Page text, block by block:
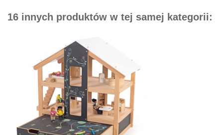
znajduję się mała komora, w której można przechowywać
naturalnego drewna, na których można zawiesić naszyjniki i
bransoletki.
Wymiary:29 x 13 x 40 cm
Wiek: 3+
Spokój, radość i beztroskość w wyjątkowych wnętrzach
16 innych produktów w tej samej kategorii: